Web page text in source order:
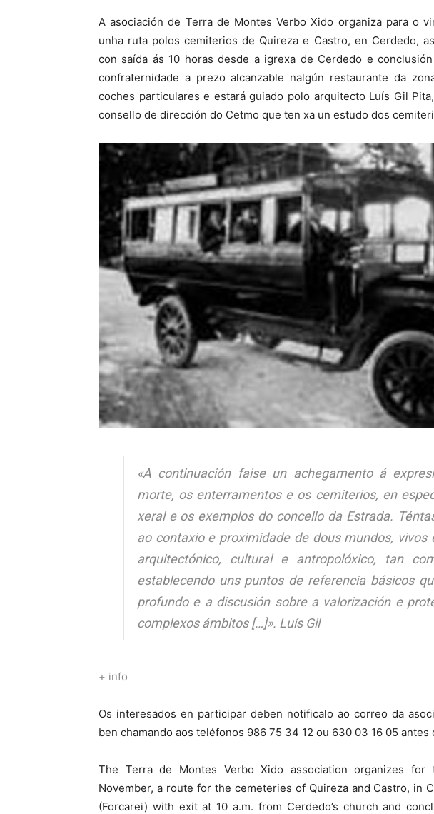
A asociación de Terra de Montes Verbo Xido organiza para o
unha ruta polos cemiterios de Quireza e Castro, en Cerdedo,
con saída ás 10 horas desde a igrexa de Cerdedo e
confraternidade a prezo alcanzable nalgún restaurante da
coches particulares e estará guiado polo arquitecto Luís Gil
consello de dirección do Cetmo que ten xa un estudo dos
«A continuación faise un achegamento á
morte, os enterramentos e os cemiterios, en
xeral e os exemplos do concello da Estrada.
ao contaxio e proximidade de dous mundos, vivos
arquitectónico, cultural e antropolóxico, tan
establecendo uns puntos de referencia básicos
profundo e a discusión sobre a valorización e
complexos ámbitos […]». Luís Gil
+ info
Os interesados en participar deben notificalo ao correo da
ben chamando aos teléfonos 986 75 34 12 ou 630 03 16 05
The Terra de Montes Verbo Xido association organizes
November, a route for the cemeteries of Quireza and Castro, in
(Forcarei) with exit at 10 a.m. from Cerdedo’s church and